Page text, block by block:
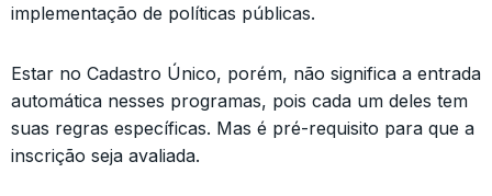
implementação de políticas públicas.
Estar no Cadastro Único, porém, não significa a entrada
automática nesses programas, pois cada um deles tem
suas regras específicas. Mas é pré-requisito para que a
inscrição seja avaliada.